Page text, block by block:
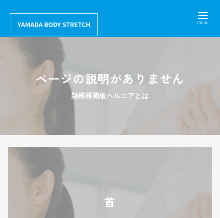
テ
ページの説明がありません
頚椎椎間板ヘルニアとは
首